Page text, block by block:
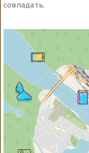
совпадать.